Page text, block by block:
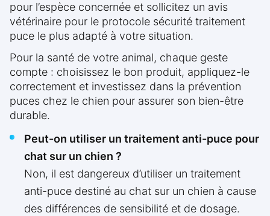
pour l’espèce concernée et sollicitez un avis
vétérinaire pour le protocole sécurité traitement
puce le plus adapté à votre situation.
Pour la santé de votre animal, chaque geste
compte : choisissez le bon produit, appliquez-le
correctement et investissez dans la prévention
puces chez le chien pour assurer son bien-être
durable.
Peut-on utiliser un traitement anti-puce pour
chat sur un chien ?
Non, il est dangereux d’utiliser un traitement
anti-puce destiné au chat sur un chien à cause
des différences de sensibilité et de dosage.